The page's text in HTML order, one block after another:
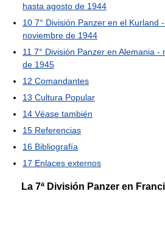
hasta agosto de 1944
10 7° División Panzer en el Kurland
noviembre de 1944
11 7° División Panzer en Alemania
de 1945
12 Comandantes
13 Cultura Popular
14 Véase también
15 Referencias
16 Bibliografía
17 Enlaces externos
La 7ª División Panzer en